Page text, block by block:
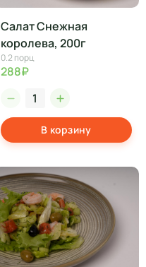
Салат Снежная
королева, 200г
0.2 порц
288₽
В корзину